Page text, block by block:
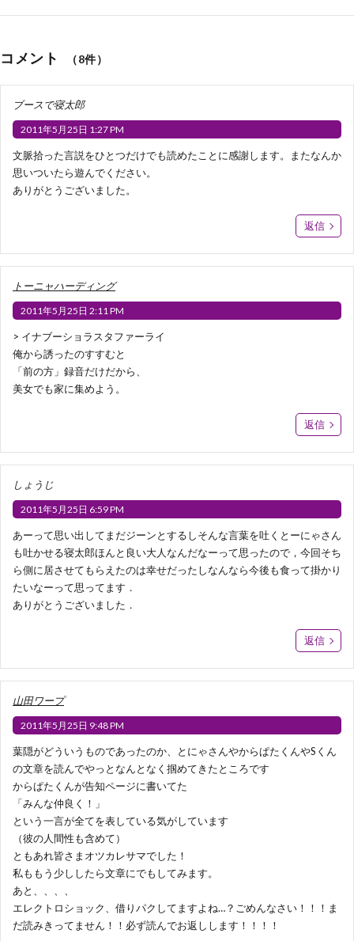
コメント （8件）
ブースで寝太郎
2011年5月25日 1:27 PM
文脈拾った言説をひとつだけでも読めたことに感謝します。またなんか
思いついたら遊んでください。
ありがとうございました。
返信
トーニャハーディング
2011年5月25日 2:11 PM
> イナブーショラスタファーライ
俺から誘ったのすすむと
「前の方」録音だけだから、
美女でも家に集めよう。
返信
しょうじ
2011年5月25日 6:59 PM
あーって思い出してまだジーンとするしそんな言葉を吐くとーにゃさん
も吐かせる寝太郎ほんと良い大人なんだなーって思ったので，今回そち
ら側に居させてもらえたのは幸せだったしなんなら今後も食って掛かり
たいなーって思ってます．
ありがとうございました．
返信
山田ワープ
2011年5月25日 9:48 PM
葉隠がどういうものであったのか、とにゃさんやからぱたくんやSくん
の文章を読んでやっとなんとなく掴めてきたところです
からぱたくんが告知ページに書いてた
「みんな仲良く！」
という一言が全てを表している気がしています
（彼の人間性も含めて）
ともあれ皆さまオツカレサマでした！
私ももう少ししたら文章にでもしてみます。
あと、、、、
エレクトロショック、借りパクしてますよね…？ごめんなさい！！！ま
だ読みきってません！！必ず読んでお返しします！！！！